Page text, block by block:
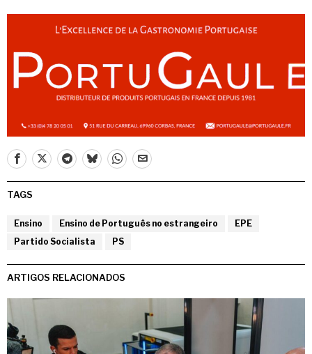
TAGS
Ensino Ensino de Português no estrangeiro
EPE
Partido Socialista
PS
ARTIGOS RELACIONADOS